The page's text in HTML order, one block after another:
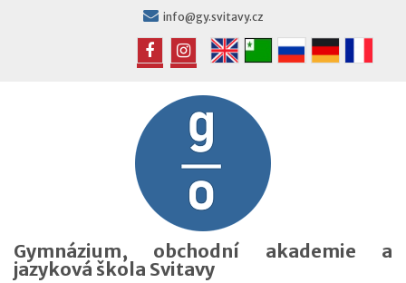
info@gy.svitavy.cz
Gymnázium, obchodní akademie a
jazyková škola Svitavy